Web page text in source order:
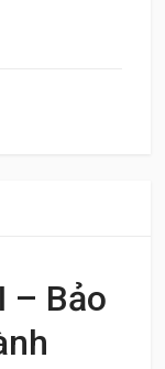
– Bảo